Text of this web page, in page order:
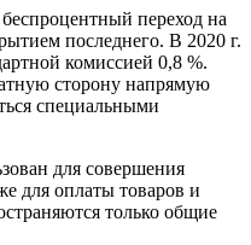
переход на
последнего. В 2020 г.
комиссией 0,8 %.
сторону напрямую
специальными
для совершения
для оплаты товаров и
только общие